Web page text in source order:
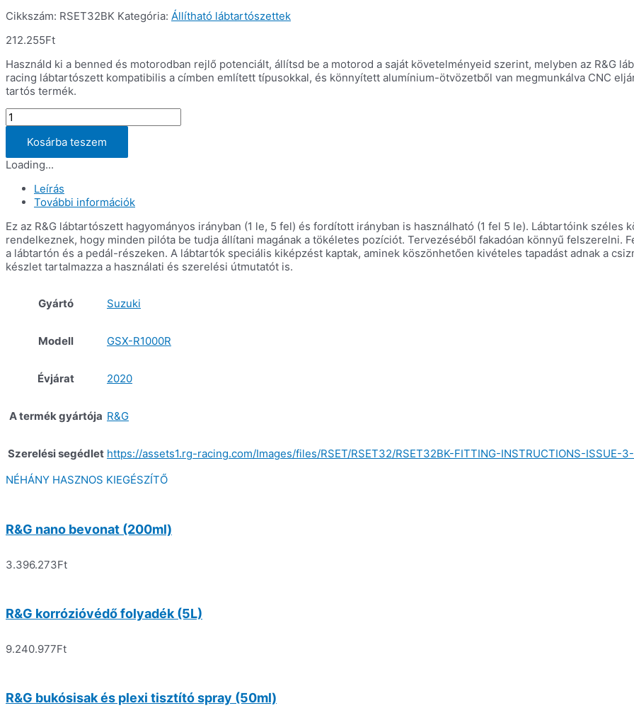
Cikkszám: RSET32BK Kategória: Állítható lábtartószettek
212.255Ft
Használd ki a benned és motorodban rejlő potenciált, állítsd be a motorod a saját követelményeid szerint, melyben az R&G
racing lábtartószett kompatibilis a címben említett típusokkal, és könnyített alumínium-ötvözetből van megmunkálva CNC
tartós termék.
Állítható
lábtartószett
Suzuki
GSX-
R1000
R1000R
’17-
mennyiség
Kosárba teszem
Loading...
Leírás
További információk
Ez az R&G lábtartószett hagyományos irányban (1 le, 5 fel) és fordított irányban is használható (1 fel 5 le). Lábtartóink
rendelkeznek, hogy minden pilóta be tudja állítani magának a tökéletes pozíciót. Tervezéséből fakadóan könnyű felszerelni.
a lábtartón és a pedál-részeken. A lábtartók speciális kiképzést kaptak, aminek köszönhetően kivételes tapadást adnak a
készlet tartalmazza a használati és szerelési útmutatót is.
Gyártó Suzuki
Modell GSX-R1000R
Évjárat 2020
A termék gyártója R&G
Szerelési segédlet https://assets1.rg-racing.com/Images/files/RSET/RSET32/RSET32BK-FITTING-INSTRUCTIONS-ISSUE-
NÉHÁNY HASZNOS KIEGÉSZÍTŐ
R&G nano bevonat (200ml)
3.396.273Ft
R&G korrózióvédő folyadék (5L)
9.240.977Ft
R&G bukósisak és plexi tisztító spray (50ml)